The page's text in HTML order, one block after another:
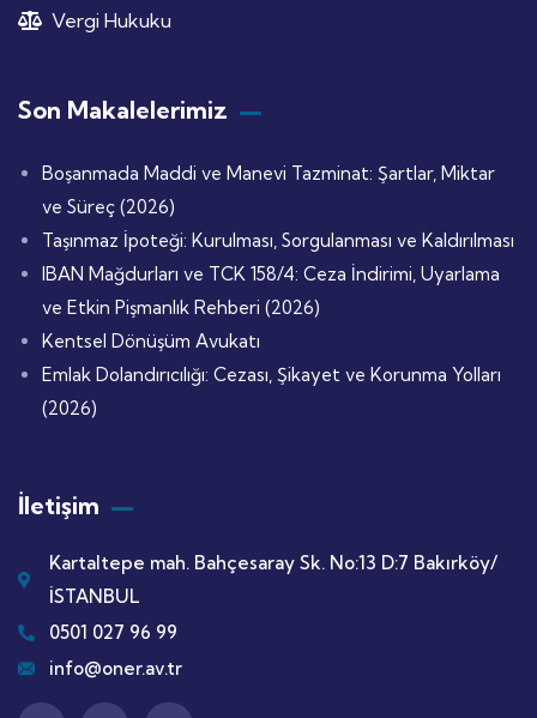
Vergi Hukuku
Son Makalelerimiz
Boşanmada Maddi ve Manevi Tazminat: Şartlar, Miktar
ve Süreç (2026)
Taşınmaz İpoteği: Kurulması, Sorgulanması ve Kaldırılması
IBAN Mağdurları ve TCK 158/4: Ceza İndirimi, Uyarlama
ve Etkin Pişmanlık Rehberi (2026)
Kentsel Dönüşüm Avukatı
Emlak Dolandırıcılığı: Cezası, Şikayet ve Korunma Yolları
(2026)
İletişim
Kartaltepe mah. Bahçesaray Sk. No:13 D:7 Bakırköy/
İSTANBUL
0501 027 96 99
info@oner.av.tr